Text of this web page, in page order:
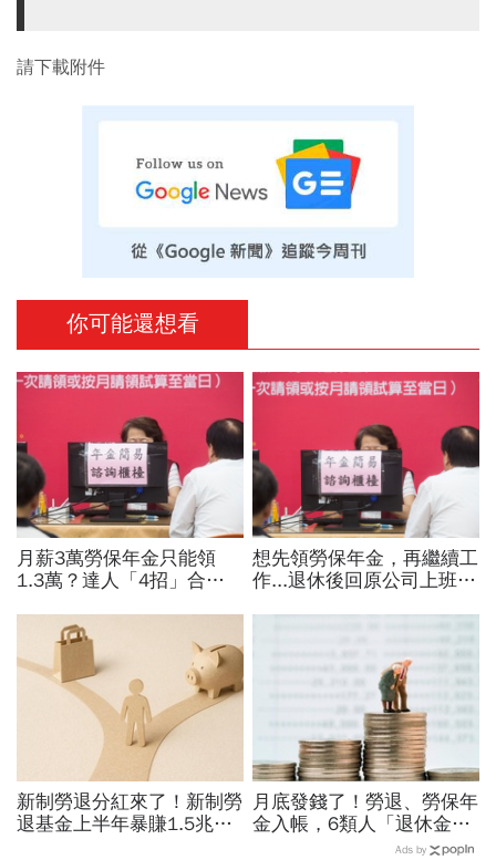
請下載附件
你可能還想看
月薪3萬勞保年金只能領
1.3萬？達人「4招」合法
闆加薪、退休月領2.5萬年
想先領勞保年金，再繼續工
作...退休後回原公司上班間
新制勞退分紅來了！新制勞
退基金上半年暴賺1.5兆，
月底發錢了！勞退、勞保年
金入帳，6類人「退休金加
發」...存摺出現2筆錢正常
Ads by